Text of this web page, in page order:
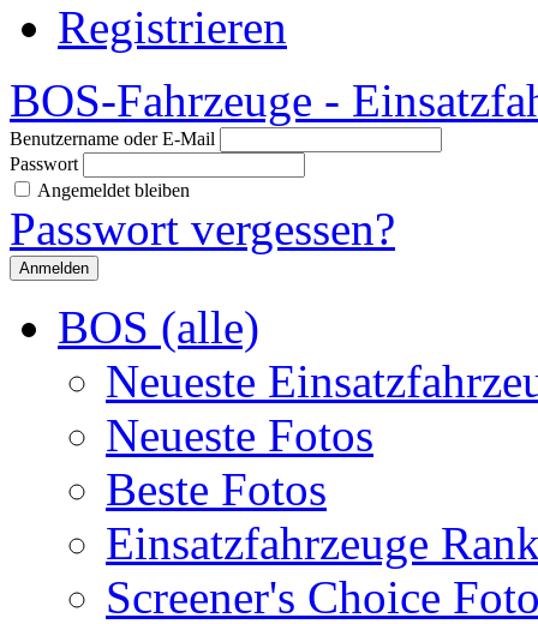
Registrieren
BOS-Fahrzeuge -
Benutzername oder E-Mail
Passwort
Angemeldet bleiben
Passwort vergessen?
BOS (alle)
Neueste
Neueste Fotos
Beste Fotos
Einsatzfahrzeuge
Screener's Choice